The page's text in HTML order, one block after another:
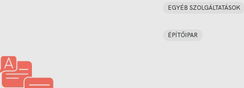
EGYÉB SZOLGÁLTATÁSOK
ÉPÍTŐIPAR